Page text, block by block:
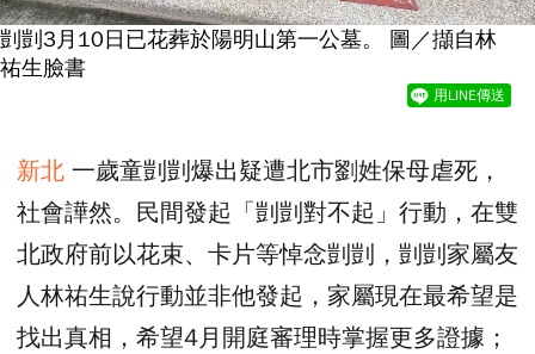
剴剴3月10日已花葬於陽明山第一公墓。 圖／擷自林
祐生臉書
用LINE傳送
新北 一歲童剴剴爆出疑遭北市劉姓保母虐死，
社會譁然。民間發起「剴剴對不起」行動，在雙
北政府前以花束、卡片等悼念剴剴，剴剴家屬友
人林祐生說行動並非他發起，家屬現在最希望是
找出真相，希望4月開庭審理時掌握更多證據；